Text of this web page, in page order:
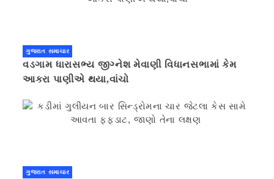
ગુજરાત સમાચાર
વડગામ ધારાસભ્ય જીગ્નેશ મેવાણી વિધાનસભામાં કેમ
આકરા પાણીએ થયા,વાંચો
ગુજરાત સમાચાર